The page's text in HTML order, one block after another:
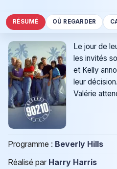
RÉSUMÉ OÙ REGARDER
Le jour de
les invités
et Kelly
leur
Valérie
Programme : Beverly Hills
Réalisé par Harry Harris